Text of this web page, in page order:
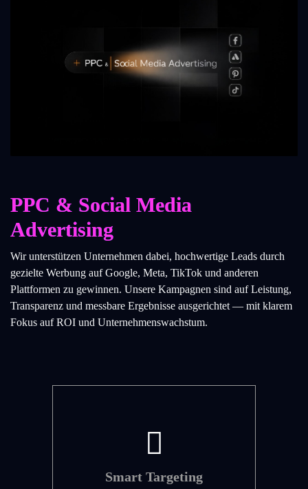
PPC & Social Media
Advertising
Wir unterstützen Unternehmen dabei, hochwertige Leads durch
gezielte Werbung auf Google, Meta, TikTok und anderen
Plattformen zu gewinnen. Unsere Kampagnen sind auf Leistung,
Transparenz und messbare Ergebnisse ausgerichtet — mit klarem
Fokus auf ROI und Unternehmenswachstum.
Smart Targeting